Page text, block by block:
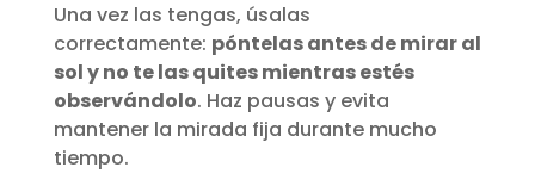
Una vez las tengas, úsalas
correctamente: póntelas antes de mirar al
sol y no te las quites mientras estés
observándolo. Haz pausas y evita
mantener la mirada fija durante mucho
tiempo.